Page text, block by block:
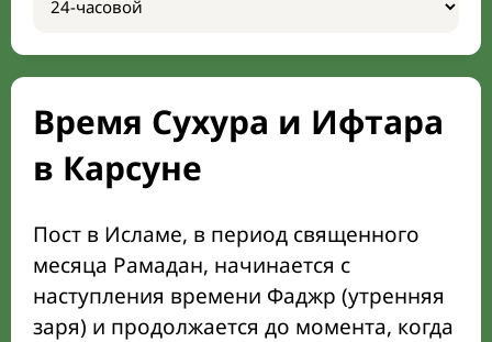
Время Сухура и Ифтара
в Карсуне
Пост в Исламе, в период священного
месяца Рамадан, начинается с
наступления времени Фаджр (утренняя
заря) и продолжается до момента, когда